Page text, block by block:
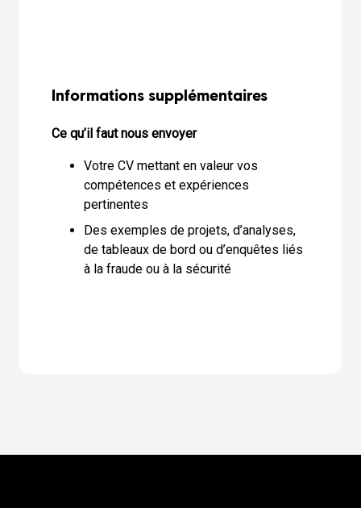
Informations supplémentaires
Ce qu’il faut nous envoyer
Votre CV mettant en valeur vos
compétences et expériences
pertinentes
Des exemples de projets, d’analyses,
de tableaux de bord ou d’enquêtes liés
à la fraude ou à la sécurité